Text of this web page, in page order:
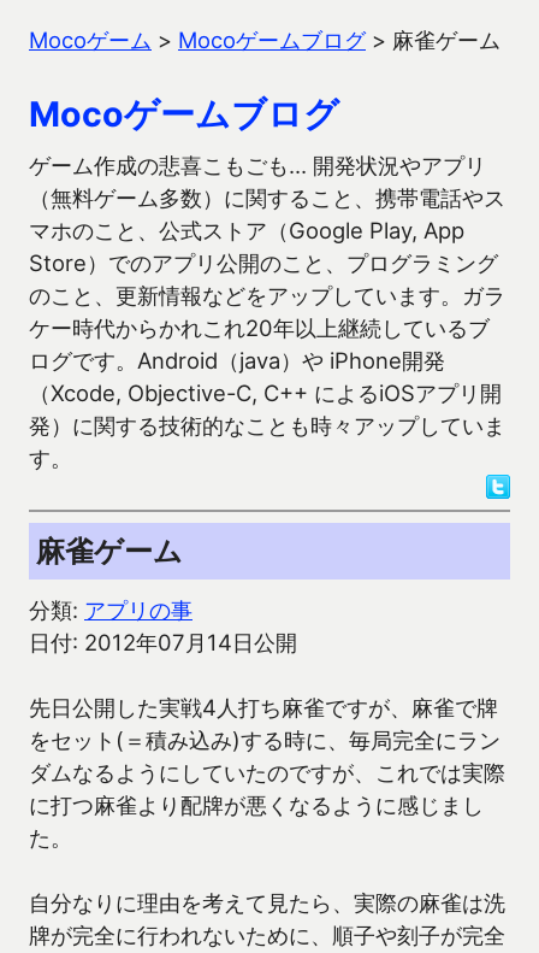
Mocoゲーム > Mocoゲームブログ> 麻雀ゲーム
Mocoゲームブログ
ゲーム作成の悲喜こもごも… 開発状況やアプリ
（無料ゲーム多数）に関すること、携帯電話やス
マホのこと、公式ストア（Google Play, App
Store）でのアプリ公開のこと、プログラミング
のこと、更新情報などをアップしています。ガラ
ケー時代からかれこれ20年以上継続しているブ
ログです。Android（java）や iPhone開発
（Xcode, Objective-C, C++ によるiOSアプリ開
発）に関する技術的なことも時々アップしていま
す。
麻雀ゲーム
分類: アプリの事
日付: 2012年07月14日公開
先日公開した実戦4人打ち麻雀ですが、麻雀で牌
をセット(＝積み込み)する時に、毎局完全にラン
ダムなるようにしていたのですが、これでは実際
に打つ麻雀より配牌が悪くなるように感じまし
た。
自分なりに理由を考えて見たら、実際の麻雀は洗
牌が完全に行われないために、順子や刻子が完全